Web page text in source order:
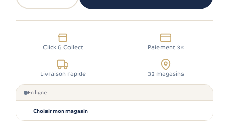
Click & Collect Paiement 3×
Livraison rapide 32 magasins
En ligne
Choisir mon magasin